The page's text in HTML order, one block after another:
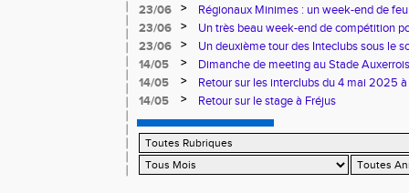
23/06
>
Régionaux Minimes : un week-end de
23/06
>
Un très beau week-end de compétition
23/06
>
Un deuxième tour des Inteclubs sous le
14/05
>
Dimanche de meeting au Stade Auxerrois
14/05
>
Retour sur les interclubs du 4 mai 2025
14/05
> Retour sur le stage à Fréjus